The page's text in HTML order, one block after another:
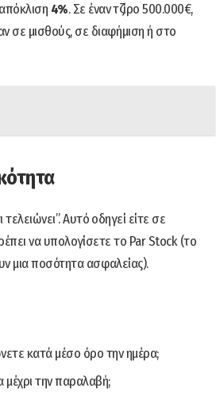
4%. Σε έναν τζίρο 500.000€,
σε μισθούς, σε διαφήμιση ή στο
Αυτό οδηγεί είτε σε
να υπολογίσετε το Par Stock (το
μια ποσότητα ασφαλείας).
κατά μέσο όρο την ημέρα;
την παραλαβή;